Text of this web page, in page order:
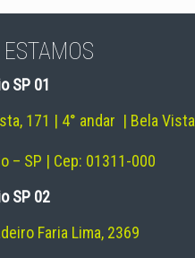
SP 01
171 | 4° andar | Bela Vista
– SP | Cep: 01311-000
SP 02
Faria Lima, 2369